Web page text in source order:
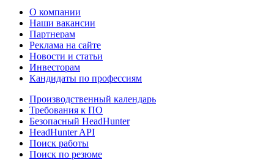
О компании
Наши вакансии
Партнерам
Реклама на сайте
Новости и статьи
Инвесторам
Кандидаты по профессиям
Производственный календарь
Требования к ПО
Безопасный HeadHunter
HeadHunter API
Поиск работы
Поиск по резюме